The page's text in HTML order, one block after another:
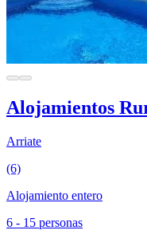
Alojamientos
Arriate
(6)
Alojamiento entero
6 - 15 personas